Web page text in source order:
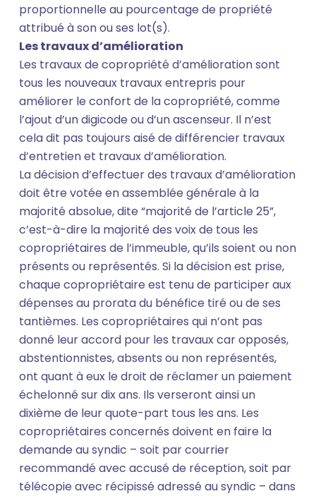
proportionnelle au pourcentage de propriété
attribué à son ou ses lot(s).
Les travaux d’amélioration
Les travaux de copropriété d’amélioration sont
tous les nouveaux travaux entrepris pour
améliorer le confort de la copropriété, comme
l’ajout d’un digicode ou d’un ascenseur. Il n’est
cela dit pas toujours aisé de différencier travaux
d’entretien et travaux d’amélioration.
La décision d’effectuer des travaux d’amélioration
doit être votée en assemblée générale à la
majorité absolue, dite “majorité de l’article 25”,
c’est-à-dire la majorité des voix de tous les
copropriétaires de l’immeuble, qu’ils soient ou non
présents ou représentés. Si la décision est prise,
chaque copropriétaire est tenu de participer aux
dépenses au prorata du bénéfice tiré ou de ses
tantièmes. Les copropriétaires qui n’ont pas
donné leur accord pour les travaux car opposés,
abstentionnistes, absents ou non représentés,
ont quant à eux le droit de réclamer un paiement
échelonné sur dix ans. Ils verseront ainsi un
dixième de leur quote-part tous les ans. Les
copropriétaires concernés doivent en faire la
demande au syndic – soit par courrier
recommandé avec accusé de réception, soit par
télécopie avec récipissé adressé au syndic – dans